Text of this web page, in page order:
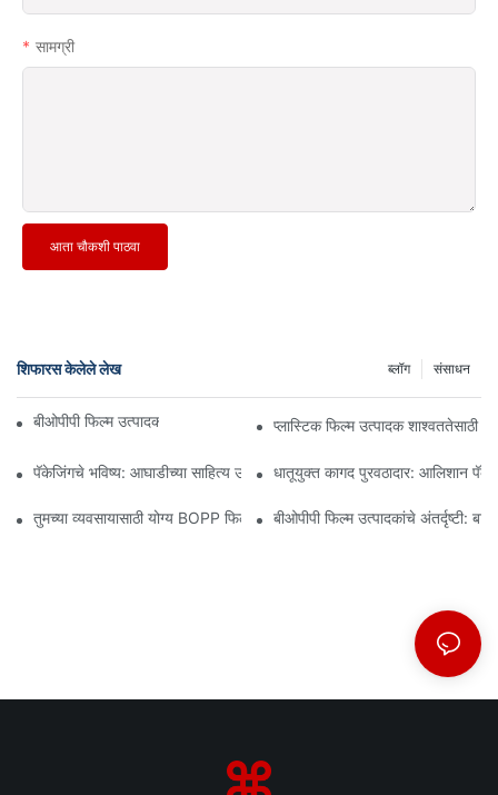
सामग्री
आता चौकशी पाठवा
शिफारस केलेले लेख संसाधन
ब्लॉग
बीओपीपी फिल्म उत्पादक: लवचिक पॅकेजिंगचा कणाप्लास्टिक फिल्म उत्पादक
पॅकेजिंगचे भविष्य: आघाडीच्या साहित्य उत्पादकांकडून अंतर्दृष्टीधातूयुक्त कागद पुरवठादार: आलिशान
तुमच्या व्यवसायासाठी योग्य BOPP फिल्म पुरवठादार निवडणे का महत्त्वाचे आहे
बीओपीपी फिल्म उत्पादकांचे अंतर्दृष्टी: